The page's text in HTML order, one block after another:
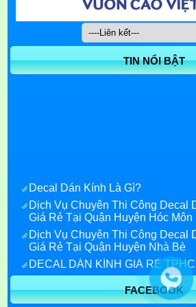
TIN NỔI BẬT
Decal Dán Kính Là Gì?
Dịch Vụ Chuyên Thi Công Decal
Giá Rẻ Tại Quận Huyện Hóc Môn
Dịch Vụ Chuyên Thi Công Decal
Giá Rẻ Tại Quận Huyện Nhà Bè
DECAL DÁN KÍNH GIÁ RẺ
Decal Dán Kính Giá Rẻ quận 7
Decal dán kính quận 1FACEBOOK